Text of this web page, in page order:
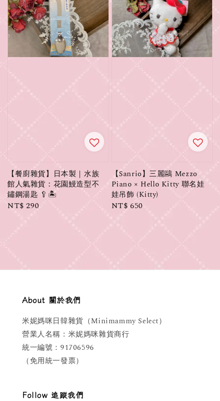
【餐廚雜貨】日本製｜水族
館人氣雜貨：花園鰻造型不
鏽鋼湯匙 🥄🏝️
Regular
NT$ 290
【Sanrio】三麗鷗 Mezzo
Piano × Hello Kitty 聯名娃
娃吊飾 (Kitty)
Regular
NT$ 650
About 關於我們
米妮媽咪日韓雜貨（Minimammy Select）
營業人名稱：米妮媽咪雜貨商行
統一編號：91706596
（免用統一發票）
Follow 追蹤我們